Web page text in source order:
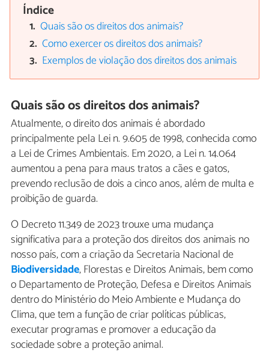
Índice
Quais são os direitos dos animais?
Como exercer os direitos dos animais?
Exemplos de violação dos direitos dos animais
Quais são os direitos dos animais?
Atualmente, o direito dos animais é abordado
principalmente pela Lei n. 9.605 de 1998, conhecida como
a Lei de Crimes Ambientais. Em 2020, a Lei n. 14.064
aumentou a pena para maus tratos a cães e gatos,
prevendo reclusão de dois a cinco anos, além de multa e
proibição de guarda.
O Decreto 11.349 de 2023 trouxe uma mudança
significativa para a proteção dos direitos dos animais no
nosso país, com a criação da Secretaria Nacional de
Biodiversidade, Florestas e Direitos Animais, bem como
o Departamento de Proteção, Defesa e Direitos Animais
dentro do Ministério do Meio Ambiente e Mudança do
Clima, que tem a função de criar políticas públicas,
executar programas e promover a educação da
sociedade sobre a proteção animal.